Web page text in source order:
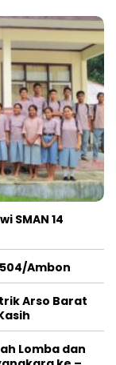
SMAN 14
Ambon
Arso Barat
Lomba dan